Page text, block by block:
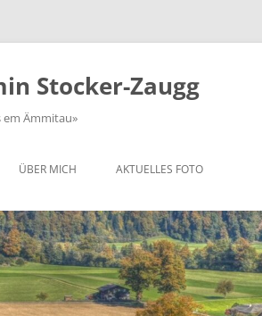
Stocker-Zaugg
em Ämmitau»
ÜBER MICH AKTUELLES FOTO